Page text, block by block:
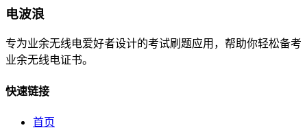
电波浪
专为业余无线电爱好者设计的考试刷题应用，帮助你轻松备考
业余无线电证书。
快速链接
首页